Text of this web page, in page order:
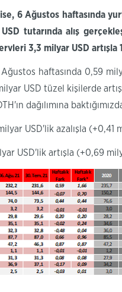
ise, 6 Ağustos haftasında
tutarında alış
3,3 milyar USD
haftasında 0,59
USD tüzel kişilerde
dağılımına
USD'lik azalışla (+0,41
USD'lik artışla (+0,69